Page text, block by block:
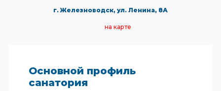
г. Железноводск, ул. Ленина, 8А
на карте
Основной профиль
санатория